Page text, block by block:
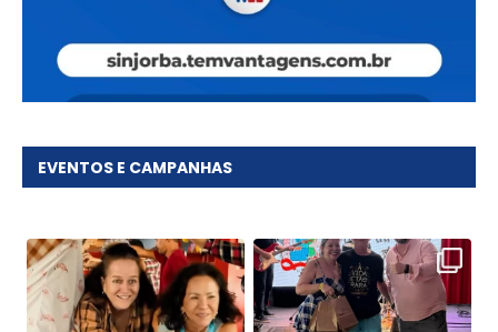
EVENTOS E CAMPANHAS